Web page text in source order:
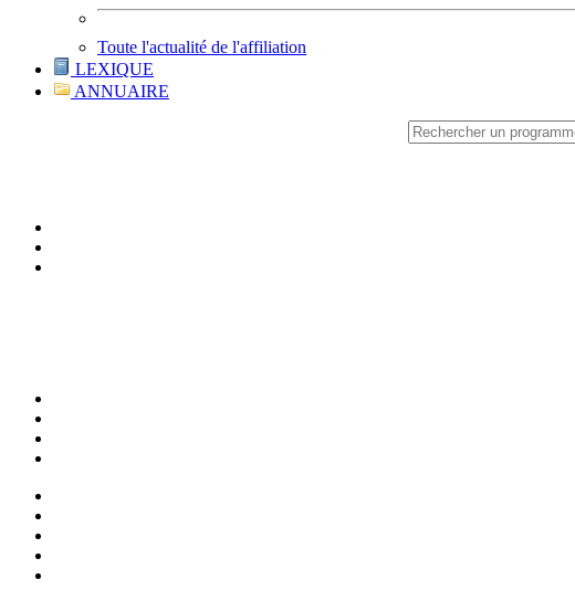
Toute l'actualité de l'affiliation
LEXIQUE
ANNUAIRE